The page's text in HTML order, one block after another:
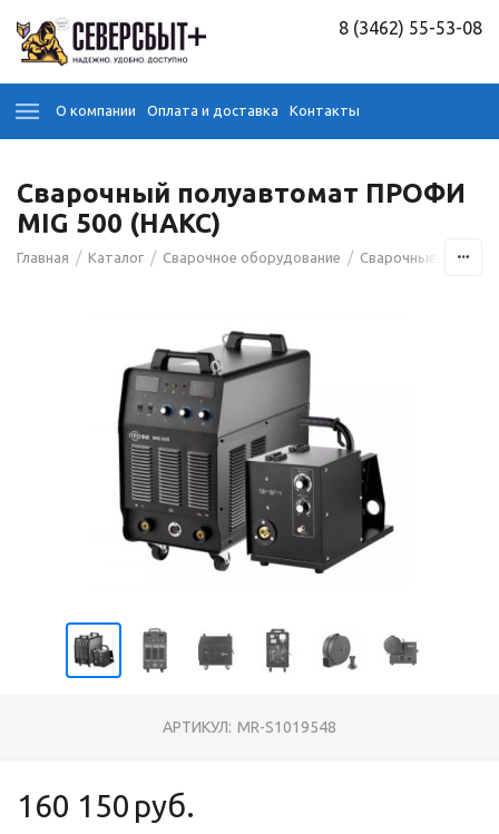
8 (3462) 55-53-08
О компании Оплата и доставка Контакты
Сварочный полуавтомат ПРОФИ
MIG 500 (НАКС)
Главная / Каталог / Сварочное оборудование / Сварочные
АРТИКУЛ: MR-S1019548
160 150 руб.